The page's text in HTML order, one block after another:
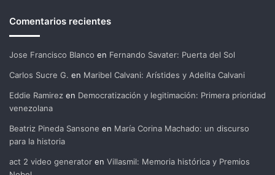
Comentarios recientes
Jose Francisco Blanco en Fernando Savater: Puerta del Sol
Carlos Sucre G. en Maribel Calvani: Arístides y Adelita Calvani
Eddie Ramirez en Democratización y legitimación: Primera prioridad
venezolana
Beatriz Pineda Sansone en María Corina Machado: un discurso
para la historia
act 2 video generator en Villasmil: Memoria histórica y Premios